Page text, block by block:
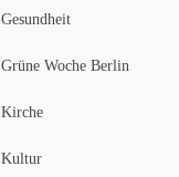
Gesundheit
Grüne Woche Berlin
Kirche
Kultur